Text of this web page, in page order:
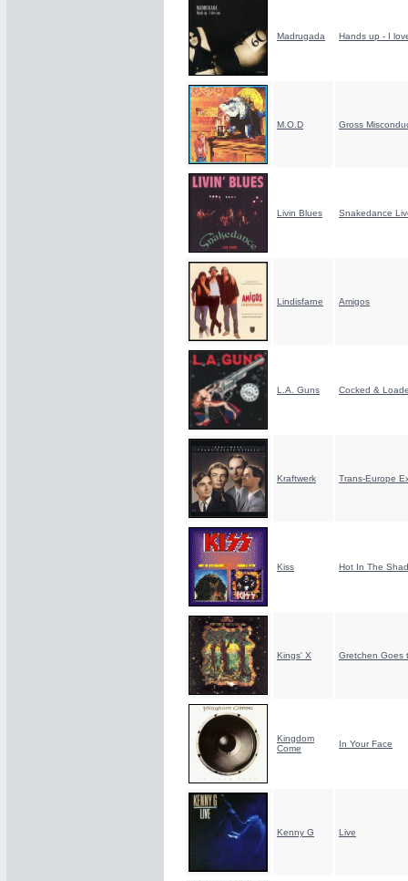
Madrugada Hands up - I
M.O.D Gross
Livin Blues Snakedance
Lindisfarne Amigos
L.A. Guns Cocked &
Kraftwerk Trans-Europe
Kiss Hot In The
Kings' X Gretchen Goes
Kingdom
Come
In Your Face
Kenny G Live